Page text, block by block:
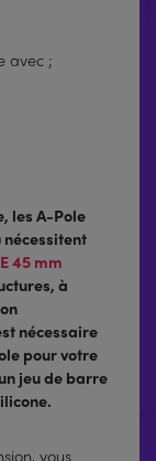
avec ;
les A-Pole
45 mm
à
nécessaire
pour votre
jeu de barre
vous